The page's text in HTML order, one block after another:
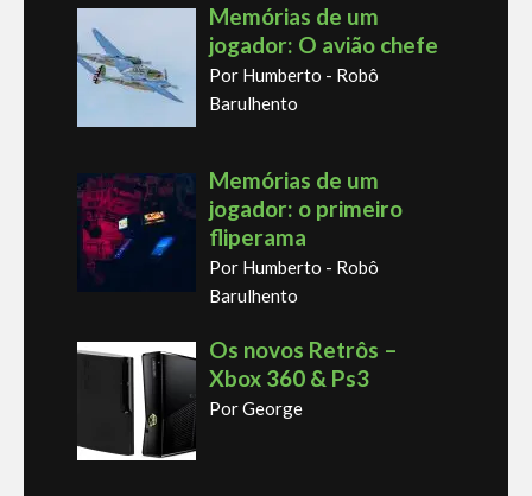
Memórias de um
jogador: O avião chefe
Por Humberto - Robô
Barulhento
Memórias de um
jogador: o primeiro
fliperama
Por Humberto - Robô
Barulhento
Os novos Retrôs –
Xbox 360 & Ps3
Por George